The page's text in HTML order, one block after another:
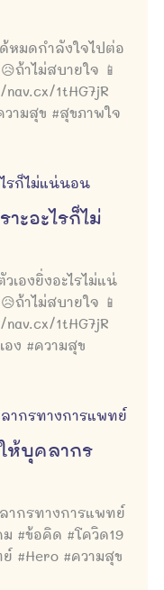
หมดกำลังใจไปต่อ
ถ้าไม่สบายใจ 📱
1tHG7jR
ามสุข #สุขภาพใจ
ะอะไรก็ไม่
องยิ่งอะไรไม่แน่
ถ้าไม่สบายใจ 📱
1tHG7jR
อง #ความสุข
ห้บุคลากร
ากรทางการแพทย์
#ข้อคิด #โควิด19
#Hero #ความสุข